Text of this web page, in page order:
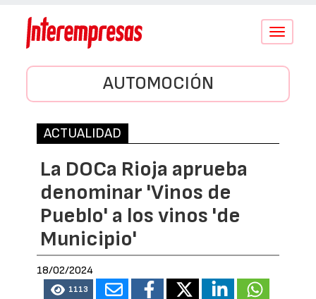
Conmutar
AUTOMOCIÓN
ACTUALIDAD
La DOCa Rioja aprueba
denominar 'Vinos de
Pueblo' a los vinos 'de
Municipio'
18/02/2024
1113